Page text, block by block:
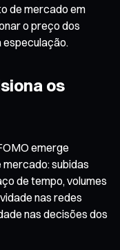
de mercado em
o preço dos
os
emerge
subidas
de tempo, volumes
nas redes
nas decisões dos